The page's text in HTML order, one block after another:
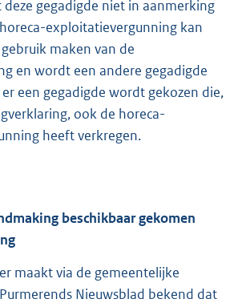
gegadigde niet in aanmerking
exploitatievergunning kan
maken van de
en wordt een andere gegadigde
een gegadigde wordt gekozen die,
ook de horeca-
heeft verkregen.
beschikbaar gekomen
maakt via de gemeentelijke
Nieuwsblad bekend dat